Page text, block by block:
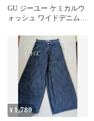
GU ジーユー ケミカルウ
ォッシュ ワイドデニムパ
¥ 1,780